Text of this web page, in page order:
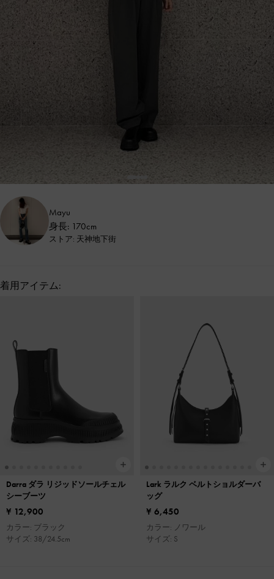
Mayu
身長: 170cm
ストア: 天神地下街
着用アイテム:
Darra ダラ リジッドソールチェル
シーブーツ
¥ 12,900
カラー: ブラック
サイズ: 38/24.5cm
Lark ラルク ベルトショルダーバ
ッグ
¥ 6,450
カラー: ノワール
サイズ: S